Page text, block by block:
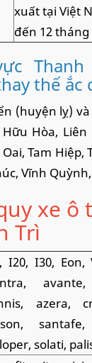
xuất tại Việt
đến 12 tháng
thế ắc
(huyện lỵ)
Hòa,
Tam Hiệp,
Vĩnh
xe ô
Trì
I20, I30, Eon,
azera,
solati,